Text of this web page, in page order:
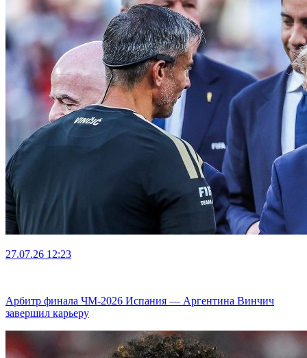
27.07.26 12:23
Арбитр финала ЧМ-2026 Испания — Аргентина Винчич
завершил карьеру